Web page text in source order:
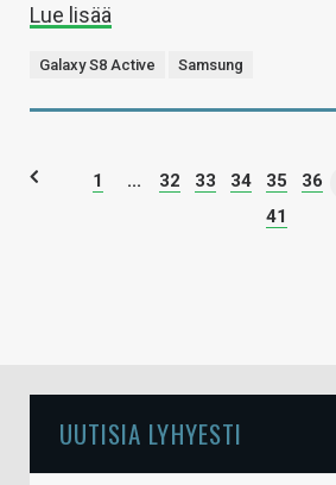
Lue lisää
Galaxy S8 Active Samsung
1 ... 32 33 34 35 36
41
UUTISIA LYHYESTI